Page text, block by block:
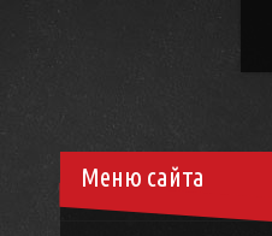
Меню сайта